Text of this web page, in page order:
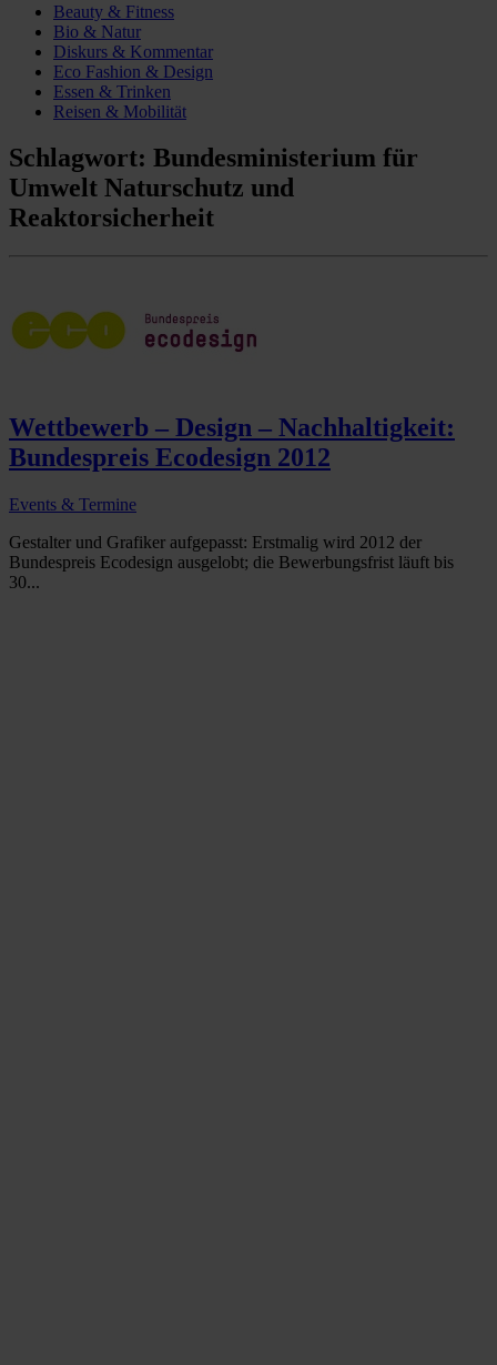
Beauty & Fitness
Bio & Natur
Diskurs & Kommentar
Eco Fashion & Design
Essen & Trinken
Reisen & Mobilität
Schlagwort: Bundesministerium für
Umwelt Naturschutz und
Reaktorsicherheit
Wettbewerb – Design – Nachhaltigkeit:
Bundespreis Ecodesign 2012
Events & Termine
Gestalter und Grafiker aufgepasst: Erstmalig wird 2012 der
Bundespreis Ecodesign ausgelobt; die Bewerbungsfrist läuft bis
30...